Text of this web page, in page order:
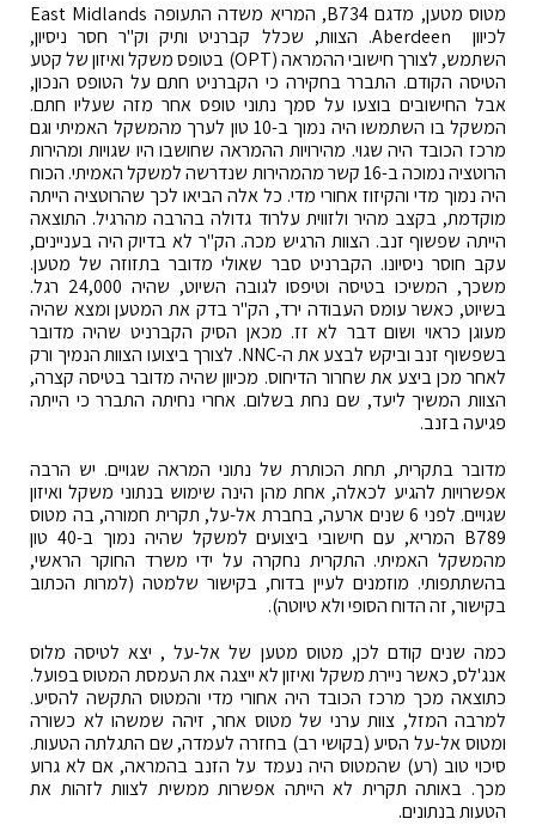
מטוס מטען, מדגם B734, המריא משדה התעופה East Midlands
לכיוון Aberdeen. הצוות, שכלל קברניט ותיק וק"ר חסר ניסיון,
השתמש, לצורך חישובי ההמראה (OPT) בטופס משקל ואיזון של קטע
הטיסה הקודם. התברר בחקירה כי הקברניט חתם על הטופס הנכון,
אבל החישובים בוצעו על סמך נתוני טופס אחר מזה שעליו חתם.
המשקל בו השתמשו היה נמוך ב-10 טון לערך מהמשקל האמיתי וגם
מרכז הכובד היה שגוי. מהירויות ההמראה שחושבו היו שגויות ומהירות
הרוטציה נמוכה ב-16 קשר מהמהירות שנדרשה למשקל האמיתי. הכוח
היה נמוך מדי והקיזוז אחורי מדי. כל אלה הביאו לכך שהרוטציה הייתה
מוקדמת, בקצב מהיר ולזווית עלרוד גדולה בהרבה מהרגיל. התוצאה
הייתה שפשוף זנב. הצוות הרגיש מכה. הק"ר לא בדיוק היה בעניינים,
עקב חוסר ניסיונו. הקברניט סבר שאולי מדובר בתזוזה של מטען.
משכך, המשיכו בטיסה וטיפסו לגובה השיוט, שהיה 24,000 רגל.
בשיוט, כאשר עומס העבודה ירד, הק"ר בדק את המטען ומצא שהיה
מעוגן כראוי ושום דבר לא זז. מכאן הסיק הקברניט שהיה מדובר
בשפשוף זנב וביקש לבצע את ה-NNC. לצורך ביצועו הצוות הנמיך ורק
לאחר מכן ביצע את שחרור הדיחוס. מכיוון שהיה מדובר בטיסה קצרה,
הצוות המשיך ליעד, שם נחת בשלום. אחרי נחיתה התברר כי הייתה
פגיעה בזנב.
מדובר בתקרית, תחת הכותרת של נתוני המראה שגויים. יש הרבה
אפשרויות להגיע לכאלה, אחת מהן הינה שימוש בנתוני משקל ואיזון
שגויים. לפני 6 שנים ארעה, בחברת אל-על, תקרית חמורה, בה מטוס
B789 המריא, עם חישובי ביצועים למשקל שהיה נמוך ב-40 טון
מהמשקל האמיתי. התקרית נחקרה על ידי משרד החוקר הראשי,
בהשתתפותי. מוזמנים לעיין בדוח, בקישור שלמטה (למרות הכתוב
בקישור, זה הדוח הסופי ולא טיוטה).
כמה שנים קודם לכן, מטוס מטען של אל-על , יצא לטיסה מלוס
אנג'לס, כאשר ניירת משקל ואיזון לא ייצגה את העמסת המטוס בפועל.
כתוצאה מכך מרכז הכובד היה אחורי מדי והמטוס התקשה להסיע.
למרבה המזל, צוות ערני של מטוס אחר, זיהה שמשהו לא כשורה
ומטוס אל-על הסיע (בקושי רב) בחזרה לעמדה, שם התגלתה הטעות.
סיכוי טוב (רע) שהמטוס היה נעמד על הזנב בהמראה, אם לא גרוע
מכך. באותה תקרית לא הייתה אפשרות ממשית לצוות לזהות את
הטעות בנתונים.